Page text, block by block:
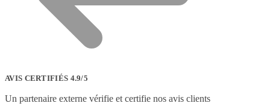
AVIS CERTIFIÉS 4.9/5
Un partenaire externe vérifie et certifie nos avis clients